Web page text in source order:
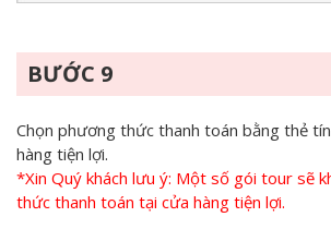
BƯỚC 9
Chọn phương thức thanh toán bằng thẻ
hàng tiện lợi.
*Xin Quý khách lưu ý: Một số gói tour sẽ
thức thanh toán tại cửa hàng tiện lợi.